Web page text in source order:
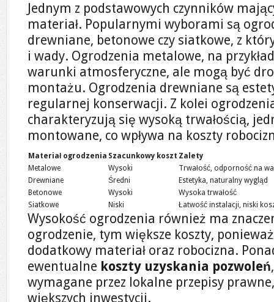
Jednym z podstawowych czynników
materiał. Popularnymi wyborami są
drewniane, betonowe czy siatkowe, z
i wady. Ogrodzenia metalowe, na
warunki atmosferyczne, ale mogą być
montażu. Ogrodzenia drewniane są
regularnej konserwacji. Z kolei
charakteryzują się wysoką trwałością,
montowane, co wpływa na koszty
Materiał ogrodzenia Szacunkowy koszt Zalety
Metalowe
Wysoki
Trwałość, odporność na
Drewniane
Średni
Estetyka, naturalny wygląd
Betonowe
Wysoki
Wysoka trwałość
Siatkowe
Niski Łatwość instalacji, niski
Wysokość ogrodzenia również ma
ogrodzenie, tym większe koszty,
dodatkowy materiał oraz robocizna.
ewentualne koszty uzyskania pozwoleń
wymagane przez lokalne przepisy
większych inwestycji.